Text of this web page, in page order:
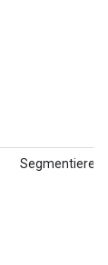
Segmentieren